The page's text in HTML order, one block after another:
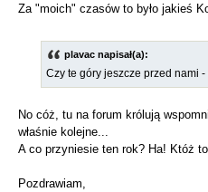
Za "moich" czasów to było jakieś
plavac napisał(a):
Czy te góry jeszcze przed nami
No cóż, tu na forum królują
właśnie kolejne...
A co przyniesie ten rok? Ha! Któż to
Pozdrawiam,